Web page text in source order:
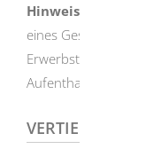
Hinweis:
eines Gesetzes oder
Erwerbstätigkeit auch
Aufenthaltstitels
VERTIEFENDE